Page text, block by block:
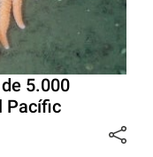
5.000
Pacífic